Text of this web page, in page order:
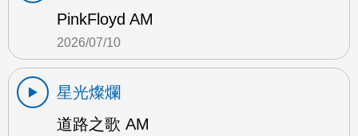
PinkFloyd AM
2026/07/10
星光燦爛
道路之歌 AM